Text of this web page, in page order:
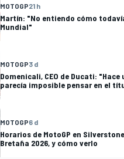
MOTOGP21 h
Martín: "No entiendo cómo
Mundial"
MOTOGP3 d
Domenicali, CEO de Ducati: "Hace
parecía imposible pensar en el
MOTOGP6 d
Horarios de MotoGP en
Bretaña 2026, y cómo verlo